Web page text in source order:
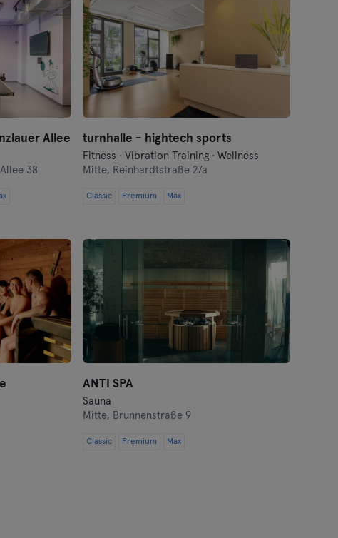
Allee
38
turnhalle - hightech sports
Fitness · Vibration Training · Wellness
Mitte, Reinhardtstraße 27a
Classic Premium Max
ANTI SPA
Sauna
Mitte, Brunnenstraße 9
Classic Premium Max